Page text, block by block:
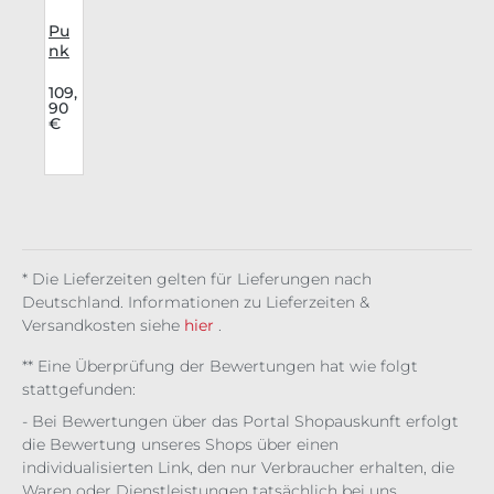
Pu
nk
e
Sch
lag
n
109,
90
€
* Die Lieferzeiten gelten für Lieferungen nach
Deutschland. Informationen zu Lieferzeiten &
Versandkosten siehe hier
** Eine Überprüfung der Bewertungen hat wie folgt
stattgefunden:
- Bei Bewertungen über das Portal Shopauskunft erfolgt
die Bewertung unseres Shops über einen
individualisierten Link, den nur Verbraucher erhalten, die